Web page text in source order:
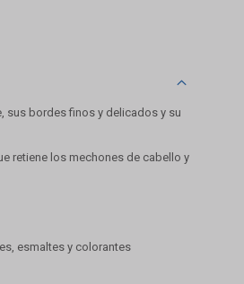
sus bordes finos y delicados y su
retiene los mechones de cabello y
esmaltes y colorantes